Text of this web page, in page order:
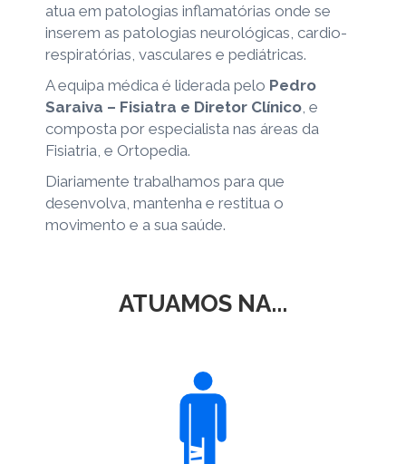
atua em patologias inflamatórias onde se
inserem as patologias neurológicas, cardio-
respiratórias, vasculares e pediátricas.
A equipa médica é liderada pelo Pedro
Saraiva – Fisiatra e Diretor Clínico , e
composta por especialista nas áreas da
Fisiatria, e Ortopedia.
Diariamente trabalhamos para que
desenvolva, mantenha e restitua o
movimento e a sua saúde.
ATUAMOS NA...